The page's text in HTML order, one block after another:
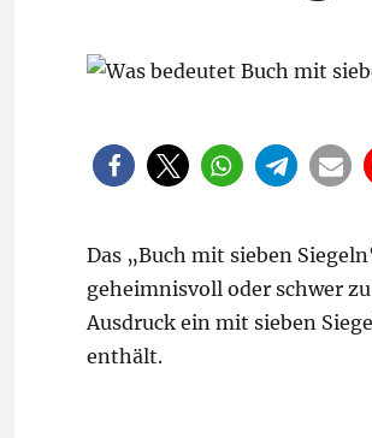
Das „Buch mit sieben
geheimnisvoll oder schwer
Ausdruck ein mit sieben
enthält.